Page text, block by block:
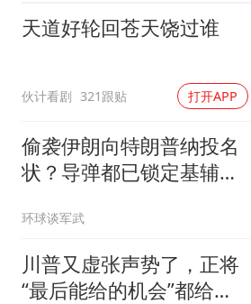
天道好轮回苍天饶过谁
伙计看剧 321跟贴 打开APP
偷袭伊朗向特朗普纳投名
状？导弹都已锁定基辅才
豪赌到底有多疯？
环球谈军武
川普又虚张声势了，正将
“最后能给的机会”都给伊